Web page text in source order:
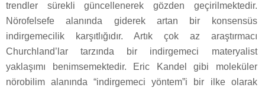
trendler sürekli güncellenerek gözden geçirilmektedir.
Nörofelsefe alanında giderek artan bir konsensüs
indirgemecilik karşıtlığıdır. Artık çok az araştırmacı
Churchland’lar tarzında bir indirgemeci materyalist
yaklaşımı benimsemektedir. Eric Kandel gibi moleküler
nörobilim alanında “indirgemeci yöntem”i bir ilke olarak